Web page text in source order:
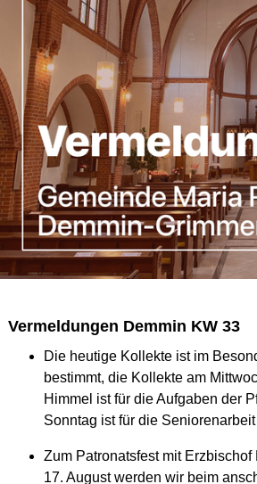
Vermeldungen Demmin KW 33
Die heutige Kollekte ist im
bestimmt, die Kollekte am
Himmel ist für die Aufgaben der
Sonntag ist für die
Zum Patronatsfest mit
17. August werden wir beim